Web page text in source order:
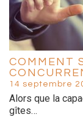
COMMENT
14 septembre
Alors que la
gîtes…